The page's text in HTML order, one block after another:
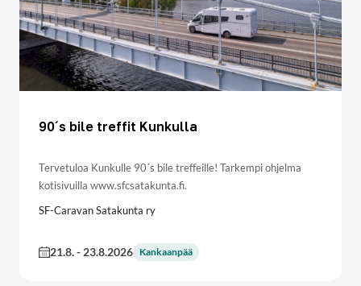
90´s bile treffit Kunkulla
Tervetuloa Kunkulle 90´s bile treffeille! Tarkempi ohjelma
kotisivuilla www.sfcsatakunta.fi.
SF-Caravan Satakunta ry
21.8.- 23.8.2026 Kankaanpää